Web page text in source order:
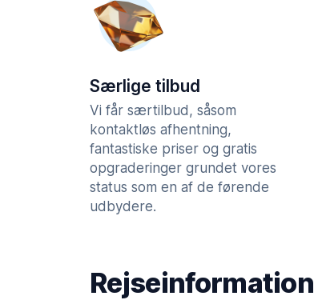
Særlige tilbud
Vi får særtilbud, såsom
kontaktløs afhentning,
fantastiske priser og gratis
opgraderinger grundet vores
status som en af de førende
udbydere.
Rejseinformation